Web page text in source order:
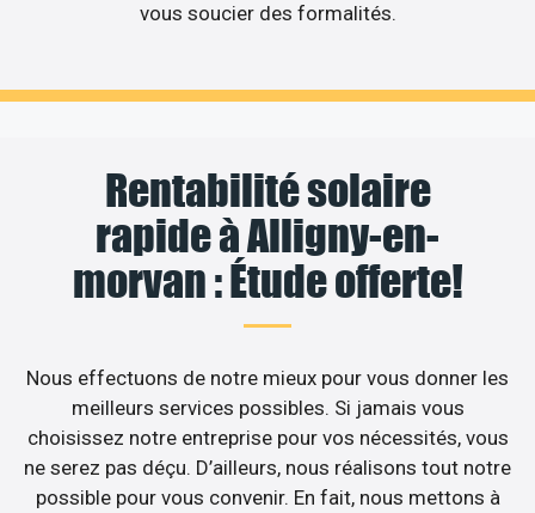
vous soucier des formalités.
Rentabilité solaire
rapide à Alligny-en-
morvan : Étude offerte!
Nous effectuons de notre mieux pour vous donner les
meilleurs services possibles. Si jamais vous
choisissez notre entreprise pour vos nécessités, vous
ne serez pas déçu. D’ailleurs, nous réalisons tout notre
possible pour vous convenir. En fait, nous mettons à